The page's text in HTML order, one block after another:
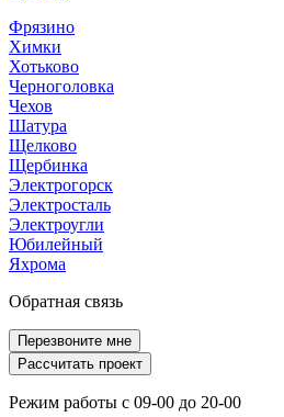
Фрязино
Химки
Хотьково
Черноголовка
Чехов
Шатура
Щелково
Щербинка
Электрогорск
Электросталь
Электроугли
Юбилейный
Яхрома
Обратная связь
Перезвоните мне
Рассчитать проект
Режим работы с 09-00 до 20-00